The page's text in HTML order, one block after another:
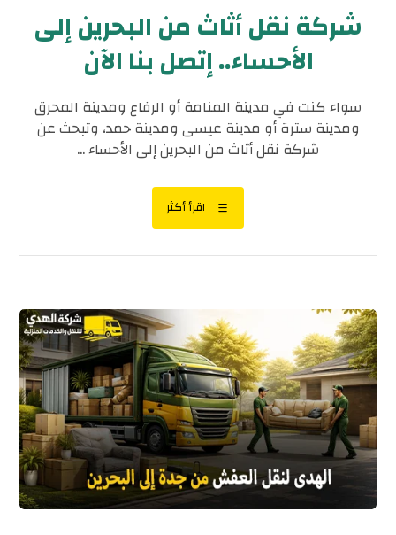
شركة نقل أثاث من البحرين إلى
الأحساء.. إتصل بنا الآن
سواء كنت في مدينة المنامة أو الرفاع ومدينة المحرق
ومدينة سترة أو مدينة عيسى ومدينة حمد، وتبحث عن
شركة نقل أثاث من البحرين إلى الأحساء ...
اقرأ أكثر